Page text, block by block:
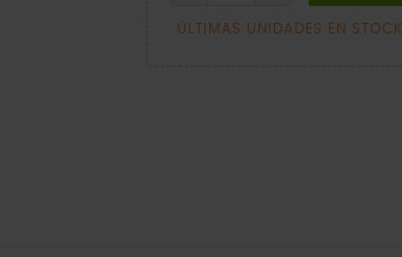
ÚLTIMAS UNIDADES EN STOCK